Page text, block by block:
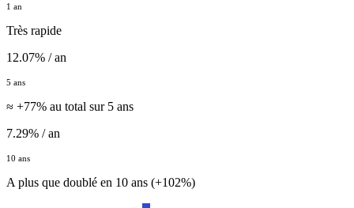
1 an
Très rapide
12.07% / an
5 ans
≈ +77% au total sur 5 ans
7.29% / an
10 ans
A plus que doublé en 10 ans (+102%)